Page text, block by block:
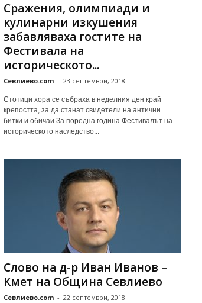
Сражения, олимпиади и
кулинарни изкушения
забавляваха гостите на
Фестивала на
историческото...
Севлиево.com - 23 септември, 2018
Стотици хора се събраха в неделния ден край
крепостта, за да станат свидетели на антични
битки и обичаи За поредна година Фестивалът на
историческото наследство...
Слово на д-р Иван Иванов –
Кмет на Община Севлиево
Севлиево.com - 22 септември, 2018